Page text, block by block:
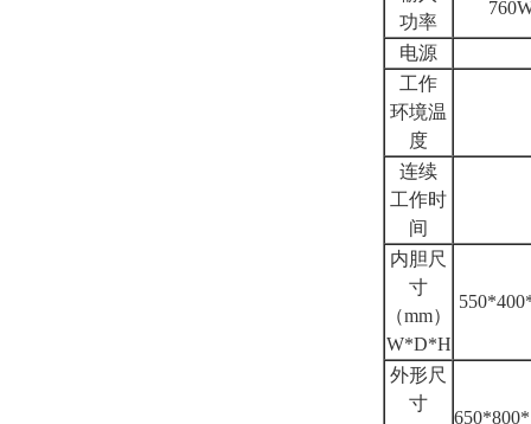
功率
电源
工作
环境温
度
连续
工作时
间
内胆尺
寸
（mm）
W*D*H
外形尺
寸